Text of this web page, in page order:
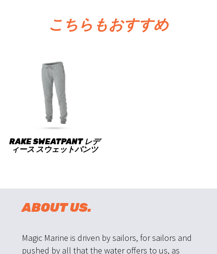
こちらもおすすめ
RAKE SWEATPANT レデ
ィース スウェットパンツ
ABOUT US.
Magic Marine is driven by sailors, for sailors and
pushed by all that the water offers to us, as